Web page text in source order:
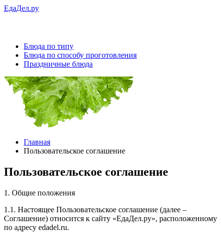
ЕдаДел.ру
Блюда по типу
Блюда по способу проготовления
Праздничные блюда
Главная
Пользовательское соглашение
Пользовательское соглашение
1. Общие положения
1.1. Настоящее Пользовательское соглашение (далее –
Соглашение) относится к сайту «ЕдаДел.ру», расположенному
по адресу edadel.ru.